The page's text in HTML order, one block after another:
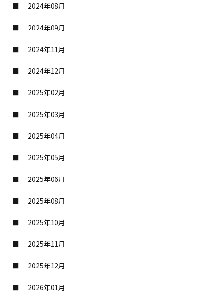
2024年08月
2024年09月
2024年11月
2024年12月
2025年02月
2025年03月
2025年04月
2025年05月
2025年06月
2025年08月
2025年10月
2025年11月
2025年12月
2026年01月